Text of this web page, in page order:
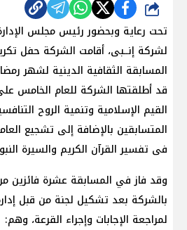
شارك
تحت رعاية وبحضور رئيس مجلس
لشركة إنــبى، أقامت الشركة حفل
قد أطلقتها الشركة للعام الخامس
القيم الإسلامية وتنمية الروح
المتسابقين بالإضافة إلى تشجيع
فى تفسير القرآن الكريم والسيرة
وقد فاز في المسابقة عشرة فائزين من
بالشركة بعد تشكيل لجنة من قبل
لمراجعة الإجابات وإجراء القرعة، وهم: